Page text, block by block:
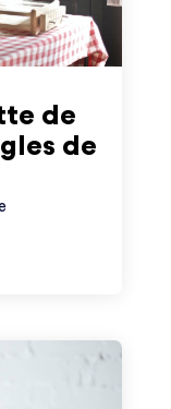
de
de